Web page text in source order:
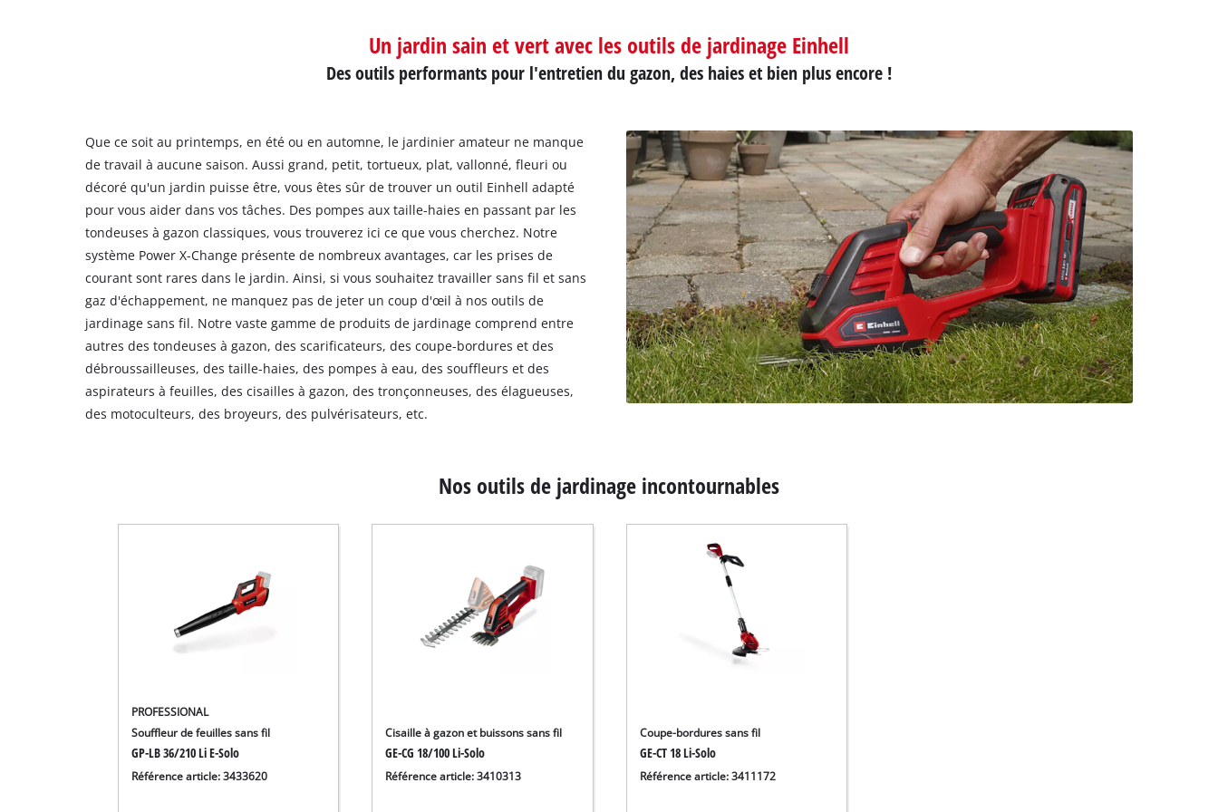
Un jardin sain et vert avec les outils de jardinage Einhell
Des outils performants pour l'entretien du gazon, des haies et bien plus encore !
Que ce soit au printemps, en été ou en automne, le jardinier amateur ne manque
de travail à aucune saison. Aussi grand, petit, tortueux, plat, vallonné, fleuri ou
décoré qu'un jardin puisse être, vous êtes sûr de trouver un outil Einhell adapté
pour vous aider dans vos tâches. Des pompes aux taille-haies en passant par les
tondeuses à gazon classiques, vous trouverez ici ce que vous cherchez. Notre
système Power X-Change présente de nombreux avantages, car les prises de
courant sont rares dans le jardin. Ainsi, si vous souhaitez travailler sans fil et sans
gaz d'échappement, ne manquez pas de jeter un coup d'œil à nos outils de
jardinage sans fil. Notre vaste gamme de produits de jardinage comprend entre
autres des tondeuses à gazon, des scarificateurs, des coupe-bordures et des
débroussailleuses, des taille-haies, des pompes à eau, des souffleurs et des
aspirateurs à feuilles, des cisailles à gazon, des tronçonneuses, des élagueuses,
des motoculteurs, des broyeurs, des pulvérisateurs, etc.
Nos outils de jardinage incontournables
PROFESSIONAL
Souffleur de feuilles sans fil
GP-LB 36/210 Li E-Solo
Référence article: 3433620
Cisaille à gazon et buissons sans fil
GE-CG 18/100 Li-Solo
Référence article: 3410313
Coupe-bordures sans fil
GE-CT 18 Li-Solo
Référence article: 3411172